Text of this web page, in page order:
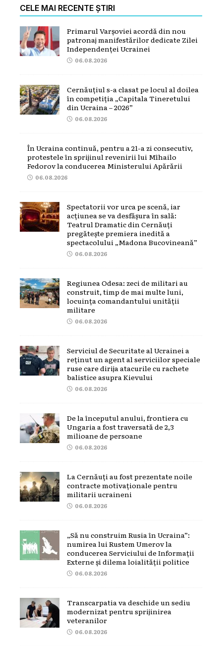
CELE MAI RECENTE ȘTIRI
Primarul Varșoviei acordă din nou
patronaj manifestărilor dedicate Zilei
Independenței Ucrainei
06.08.2026
Cernăuțiul s-a clasat pe locul al doilea
în competiția „Capitala Tineretului
din Ucraina – 2026”
06.08.2026
În Ucraina continuă, pentru a 21-a zi consecutiv,
protestele în sprijinul revenirii lui Mîhailo
Fedorov la conducerea Ministerului Apărării
06.08.2026
Spectatorii vor urca pe scenă, iar
acțiunea se va desfășura în sală:
Teatrul Dramatic din Cernăuți
pregătește premiera inedită a
spectacolului „Madona Bucovineană”
06.08.2026
Regiunea Odesa: zeci de militari au
construit, timp de mai multe luni,
locuința comandantului unității
militare
06.08.2026
Serviciul de Securitate al Ucrainei a
reținut un agent al serviciilor speciale
ruse care dirija atacurile cu rachete
balistice asupra Kievului
06.08.2026
De la începutul anului, frontiera cu
Ungaria a fost traversată de 2,3
milioane de persoane
06.08.2026
La Cernăuți au fost prezentate noile
contracte motivaționale pentru
militarii ucraineni
06.08.2026
„Să nu construim Rusia în Ucraina”:
numirea lui Rustem Umerov la
conducerea Serviciului de Informații
Externe și dilema loialității politice
06.08.2026
Transcarpatia va deschide un sediu
modernizat pentru sprijinirea
veteranilor
06.08.2026